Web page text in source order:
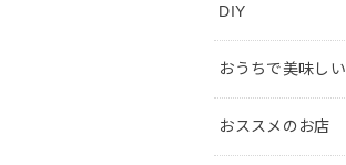
DIY
おうちで美味しい
おススメのお店